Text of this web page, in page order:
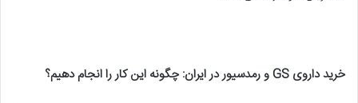
خرید داروی و رمدسیور در ایران: چگونه این کار را انجام دهیم؟